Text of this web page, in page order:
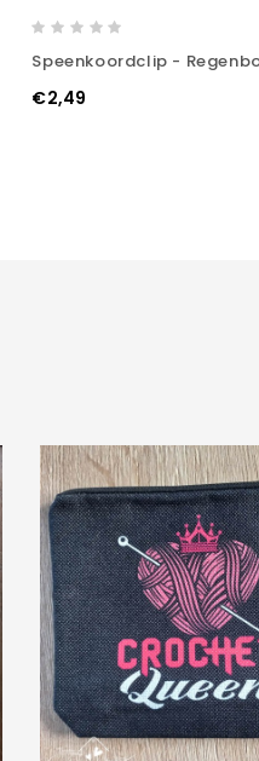
Speenkoordclip -
€2,49